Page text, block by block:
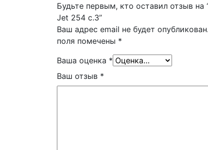
Будьте первым, кто оставил отзыв на
Jet 254 c.3”
Ваш адрес email не будет опубликован.
поля помечены *
Ваша оценка *
Ваш отзыв *